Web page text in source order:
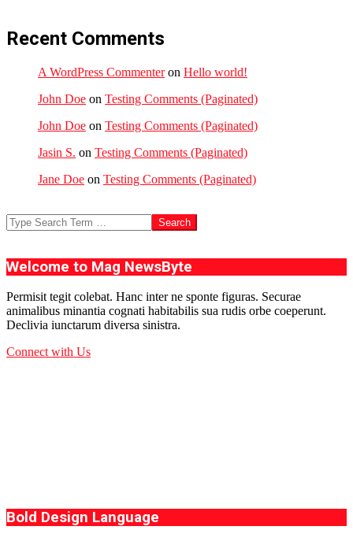
Recent Comments
A WordPress Commenteron Hello world!
John Doe on Testing Comments (Paginated)
John Doe on Testing Comments (Paginated)
Jasin S. on Testing Comments (Paginated)
Jane Doe on Testing Comments (Paginated)
Search
Welcome to Mag NewsByte
Permisit tegit colebat. Hanc inter ne sponte figuras. Securae
animalibus minantia cognati habitabilis sua rudis orbe coeperunt.
Declivia iunctarum diversa sinistra.
Connect with Us
Bold Design Language